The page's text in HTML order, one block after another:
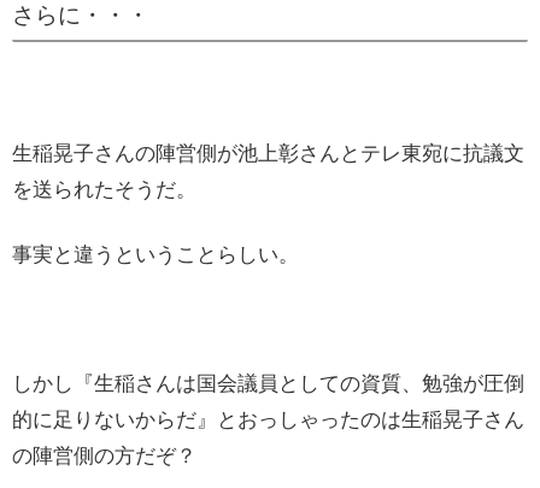
さらに・・・
生稲晃子さんの陣営側が池上彰さんとテレ東宛に抗議文
を送られたそうだ。
事実と違うということらしい。
しかし『生稲さんは国会議員としての資質、勉強が圧倒
的に足りないからだ』とおっしゃったのは生稲晃子さん
の陣営側の方だぞ？